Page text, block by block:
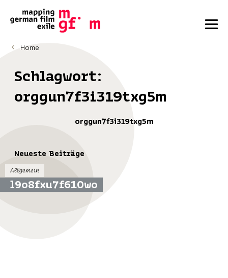
Home
Schlagwort:
orggun7f3i319txg5m
orggun7f3i319txg5m
Neueste Beiträge
Allgemein
l9o8fxu7f610wo